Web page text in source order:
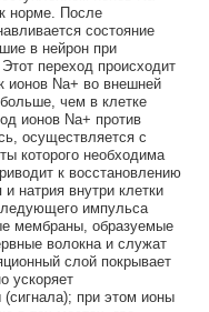
норме. После
состояние
в нейрон при
переход происходит
ионов Na+ во внешней
чем в клетке
ионов Na+ против
осуществляется с
которого необходима
к восстановлению
натрия внутри клетки
импульса
мембраны, образуемые
волокна и служат
слой покрывает
ускоряет
(сигнала); при этом ионы